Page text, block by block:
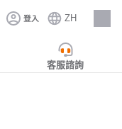
登入 ZH
人才招募
客服諮詢